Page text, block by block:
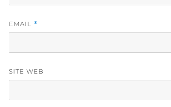
EMAIL *
SITE WEB